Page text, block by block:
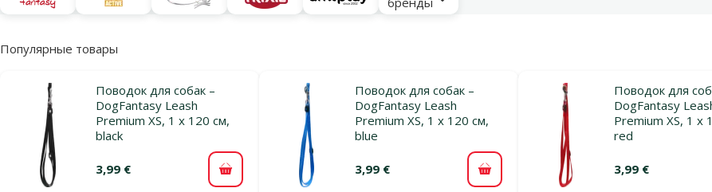
Популярные товары
Поводок для собак –
DogFantasy Leash
Premium XS, 1 x 120 см,
black
3,99 € В корзину
Поводок для собак –
DogFantasy Leash
Premium XS, 1 x 120 см,
blue
3,99 € В корзину
Поводок для
DogFantasy
Premium XS, 1 x
red
3,99 €